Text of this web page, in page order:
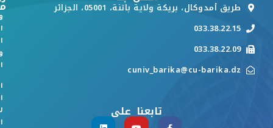
طريق أمدوكال، بريكة ولاية باتنة، 05001، الجزائر
033.38.22.15
033.38.22.09
cuniv_barika@cu-barika.dz
تابعنا على